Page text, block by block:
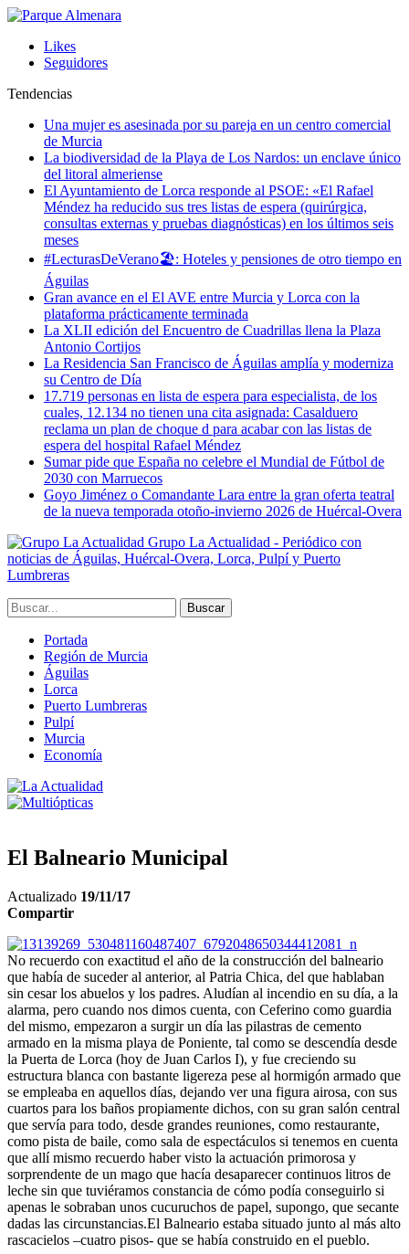
Likes
Seguidores
Tendencias
Una mujer es asesinada por su pareja en un centro comercial
de Murcia
La biodiversidad de la Playa de Los Nardos: un enclave único
del litoral almeriense
El Ayuntamiento de Lorca responde al PSOE: «El Rafael
Méndez ha reducido sus tres listas de espera (quirúrgica,
consultas externas y pruebas diagnósticas) en los últimos seis
meses
#LecturasDeVerano🏖: Hoteles y pensiones de otro tiempo en
Águilas
Gran avance en el El AVE entre Murcia y Lorca con la
plataforma prácticamente terminada
La XLII edición del Encuentro de Cuadrillas llena la Plaza
Antonio Cortijos
La Residencia San Francisco de Águilas amplía y moderniza
su Centro de Día
17.719 personas en lista de espera para especialista, de los
cuales, 12.134 no tienen una cita asignada: Casalduero
reclama un plan de choque d para acabar con las listas de
espera del hospital Rafael Méndez
Sumar pide que España no celebre el Mundial de Fútbol de
2030 con Marruecos
Goyo Jiménez o Comandante Lara entre la gran oferta teatral
de la nueva temporada otoño-invierno 2026 de Huércal-Overa
Grupo La Actualidad - Periódico con
noticias de Águilas, Huércal-Overa, Lorca, Pulpí y Puerto
Lumbreras
Portada
Región de Murcia
Águilas
Lorca
Puerto Lumbreras
Pulpí
Murcia
Economía
El Balneario Municipal
Actualizado 19/11/17
Compartir
No recuerdo con exactitud el año de la construcción del balneario
que había de suceder al anterior, al Patria Chica, del que hablaban
sin cesar los abuelos y los padres. Aludían al incendio en su día, a la
alarma, pero cuando nos dimos cuenta, con Ceferino como guardia
del mismo, empezaron a surgir un día las pilastras de cemento
armado en la misma playa de Poniente, tal como se descendía desde
la Puerta de Lorca (hoy de Juan Carlos I), y fue creciendo su
estructura blanca con bastante ligereza pese al hormigón armado que
se empleaba en aquellos días, dejando ver una figura airosa, con sus
cuartos para los baños propiamente dichos, con su gran salón central
que servía para todo, desde grandes reuniones, como restaurante,
como pista de baile, como sala de espectáculos si tenemos en cuenta
que allí mismo recuerdo haber visto la actuación primorosa y
sorprendente de un mago que hacía desaparecer continuos litros de
leche sin que tuviéramos constancia de cómo podía conseguirlo si
apenas le sobraban unos cucuruchos de papel, supongo, que secante
dadas las circunstancias.El Balneario estaba situado junto al más alto
rascacielos –cuatro pisos- que se había construido en el pueblo.